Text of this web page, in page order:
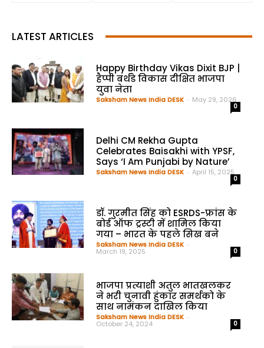
LATEST ARTICLES
Happy Birthday Vikas Dixit BJP |
हैप्पी बर्थडे विकास दीक्षित भाजपा
युवा नेता
Saksham News India DESK - May 29, 2026
0
Delhi CM Rekha Gupta
Celebrates Baisakhi with YPSF,
Says ‘I Am Punjabi by Nature’
Saksham News India DESK - April 15, 2025
0
डॉ. गुरमीत सिंह को ESRDS-फ्रांस के
बोर्ड ऑफ ट्रस्टी में शामिल किया
गया – भारत के पहले सिख बने
Saksham News India DESK -
March 19, 2025 0
भाजपा प्रत्याशी अतुल भातखलकर
ने भरी चुनावी हुंकार समर्थको के
साथ नामंकन दाखिल किया
Saksham News India DESK -
October 24, 2024 0